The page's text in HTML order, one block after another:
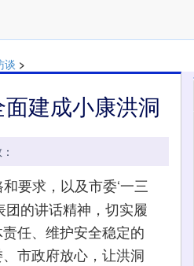
谈 >
建成小康洪洞
要求，以及市委‘一三
团的讲话精神，切实履
任、维护安全稳定的
市政府放心，让洪洞